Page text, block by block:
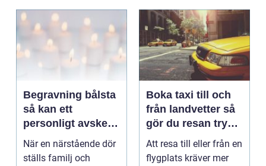
Begravning bålsta
så kan ett
personligt avsked
formas
När en närstående dör
ställs familj och
Boka taxi till och
från landvetter så
gör du resan trygg
och smidig
Att resa till eller från en
flygplats kräver mer